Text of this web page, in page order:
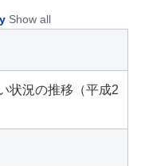
Show all
状況の推移（平成2